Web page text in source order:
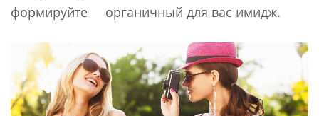
формируйте органичный для вас имидж.